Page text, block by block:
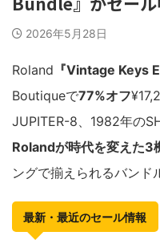
2026年5月28日
Roland 『Vintage Keys
Boutiqueで77%オフ
JUPITER-8、1982年の
Rolandが時代を変えた3
ングで揃えられるバンド
最新・最近のセール情報